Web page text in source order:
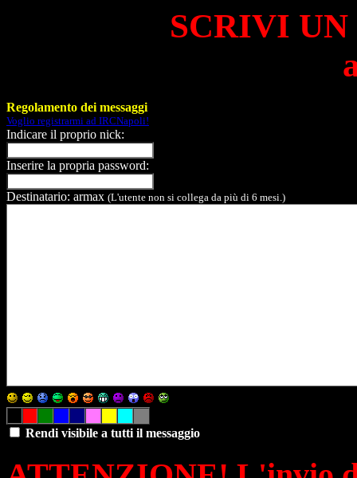
SCRIVI
Regolamento dei messaggi
Voglio registrarmi ad IRCNapoli!
Indicare il proprio nick:
Inserire la propria password:
Destinatario: armax (L'utente non si collega da più di 6 mesi.)
Rendi visibile a tutti il messaggio